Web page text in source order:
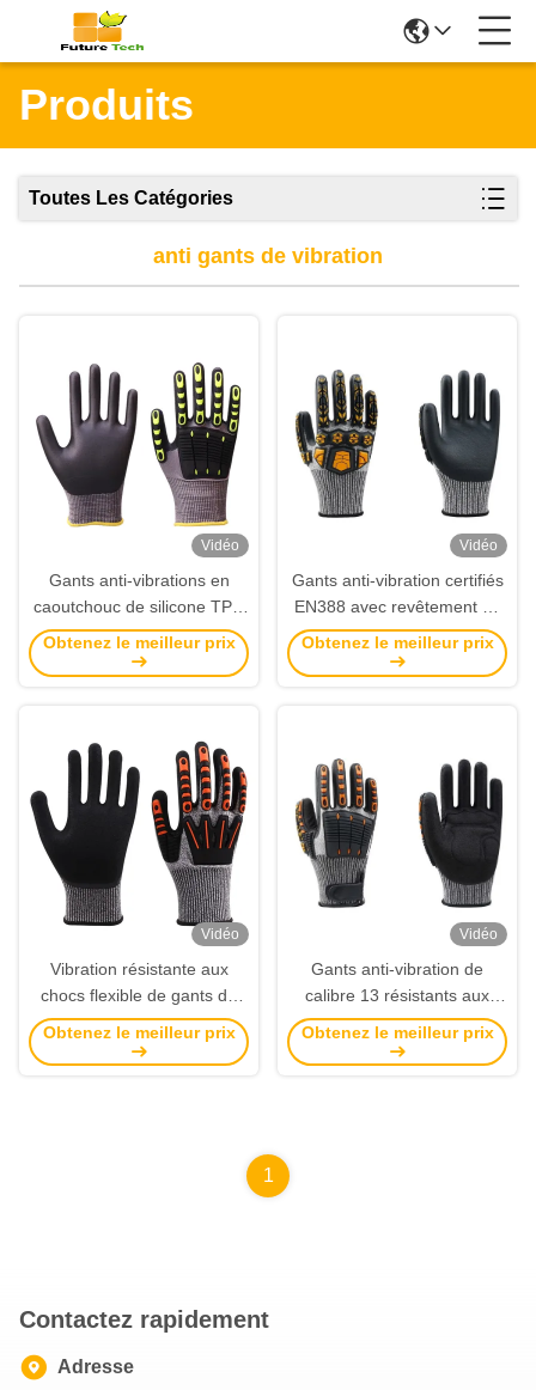
Produits
Toutes Les Catégories
anti gants de vibration
Vidéo
Gants anti-vibrations en
caoutchouc de silicone TPR
avec revêtement en mousse
de nitrile et certifiés EN388
Obtenez le meilleur prix
Vidéo
Gants anti-vibration certifiés
EN388 avec revêtement de
sable nitrile et résistance aux
chocs pour la sécurité
Obtenez le meilleur prix
Vidéo
Vibration résistante aux
chocs flexible de gants de
sécurité de mesure de 15
anti coupée résistante
Obtenez le meilleur prix
Vidéo
Gants anti-vibration de
calibre 13 résistants aux
coupures et aux chocs pour
les travaux lourds
Obtenez le meilleur prix
1
Contactez rapidement
Adresse